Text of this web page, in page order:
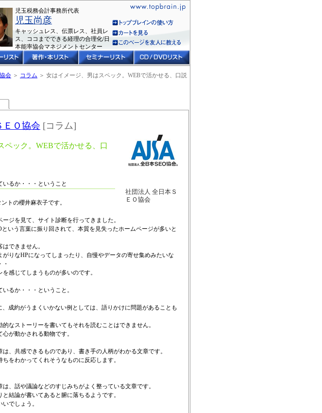
児玉税務会計事務所代表
児玉尚彦
キャッシュレス、伝票レス、社員レ
ス、ココまでできる経理の合理化/日
本能率協会マネジメントセンター
会 ＞ コラム ＞ 女はイメージ、男はスペック。WEBで活かせる、口説
社団法人 全日本Ｓ
ＥＯ協会
ＥＯ協会 [コラム]
ペック。WEBで活かせる、口
るか・・・ということ
トの櫻井麻衣子です。
ジを見て、サイト診断を行ってきました。
という言葉に振り回されて、本質を見失ったホームページが多いと
できません。
がりなHPになってしまったり、自慢やデータの寄せ集めみたいな
感じてしまうものが多いのです。
るか・・・ということ。
、成約がうまくいかない例としては、語りかけに問題があることも
なストーリーを書いてもそれを読むことはできません。
が動かされる動物です。
、共感できるものであり、書き手の人柄がわかる文章です。
をわかってくれそうなものに反応します。
、話や議論などのすじみちがよく整っている文章です。
結論が書いてあると腑に落ちるようです。
でしょう。